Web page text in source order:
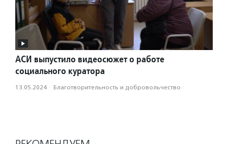
АСИ выпустило видеосюжет о работе
социального куратора
13.05.2024 · Благотвори­тель­ность и доброволь­чест­во